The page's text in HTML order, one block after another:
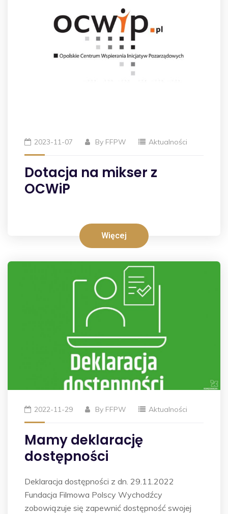
2023-11-07 By FFPW Aktualności
Dotacja na mikser z
OCWiP
Więcej
2022-11-29 By FFPW Aktualności
Mamy deklarację
dostępności
Deklaracja dostępności z dn. 29.11.2022
Fundacja Filmowa Polscy Wychodźcy
zobowiązuje się zapewnić dostępność swojej